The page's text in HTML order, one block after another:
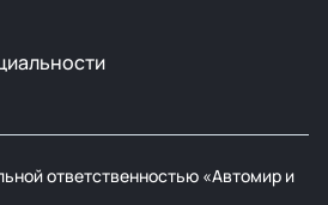
ответственностью «Автомир и